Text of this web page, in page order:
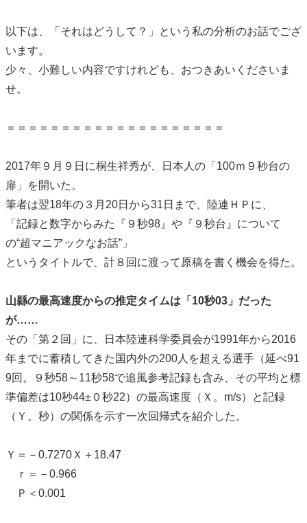
以下は、「それはどうして？」という私の分析のお話でござ
います。
少々、小難しい内容ですけれども、おつきあいくださいま
せ。
＝＝＝＝＝＝＝＝＝＝＝＝＝＝＝＝＝＝＝＝
2017年９月９日に桐生祥秀が、日本人の「100ｍ９秒台の
扉」を開いた。
筆者は翌18年の３月20日から31日まで、陸連ＨＰに、
「記録と数字からみた『９秒98』や『９秒台』について
の“超マニアックなお話”」
というタイトルで、計８回に渡って原稿を書く機会を得た。
山縣の最高速度からの推定タイムは「10秒03」だった
が……
その「第２回」に、日本陸連科学委員会が1991年から2016
年までに蓄積してきた国内外の200人を超える選手（延べ91
9回。９秒58～11秒58で追風参考記録も含み、その平均と標
準偏差は10秒44±０秒22）の最高速度（Ｘ。m/s）と記録
（Ｙ。秒）の関係を示す一次回帰式を紹介した。
Ｙ＝－0.7270Ｘ＋18.47
ｒ＝－0.966
Ｐ＜0.001